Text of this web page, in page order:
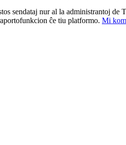
sendataj nur al la administrantoj
ĉe tiu platformo. Mi